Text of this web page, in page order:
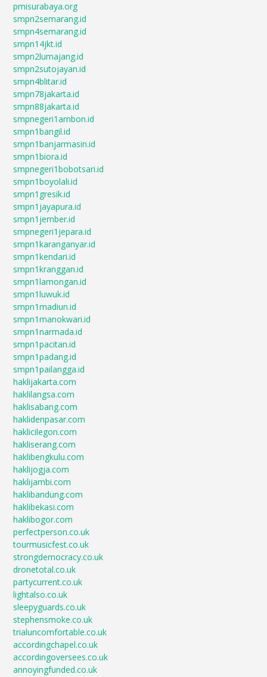
pmisurabaya.org
smpn2semarang.id
smpn4semarang.id
smpn14jkt.id
smpn2lumajang.id
smpn2sutojayan.id
smpn4blitar.id
smpn78jakarta.id
smpn88jakarta.id
smpnegeri1ambon.id
smpn1bangil.id
smpn1banjarmasin.id
smpn1biora.id
smpnegeri1bobotsari.id
smpn1boyolali.id
smpn1gresik.id
smpn1jayapura.id
smpn1jember.id
smpnegeri1jepara.id
smpn1karanganyar.id
smpn1kendari.id
smpn1kranggan.id
smpn1lamongan.id
smpn1luwuk.id
smpn1madiun.id
smpn1manokwari.id
smpn1narmada.id
smpn1pacitan.id
smpn1padang.id
smpn1pailangga.id
haklijakarta.com
haklilangsa.com
haklisabang.com
haklidenpasar.com
haklicilegon.com
hakliserang.com
haklibengkulu.com
haklijogja.com
haklijambi.com
haklibandung.com
haklibekasi.com
haklibogor.com
perfectperson.co.uk
tourmusicfest.co.uk
strongdemocracy.co.uk
dronetotal.co.uk
partycurrent.co.uk
lightalso.co.uk
sleepyguards.co.uk
stephensmoke.co.uk
trialuncomfortable.co.uk
accordingchapel.co.uk
accordingoversees.co.uk
annoyingfunded.co.uk